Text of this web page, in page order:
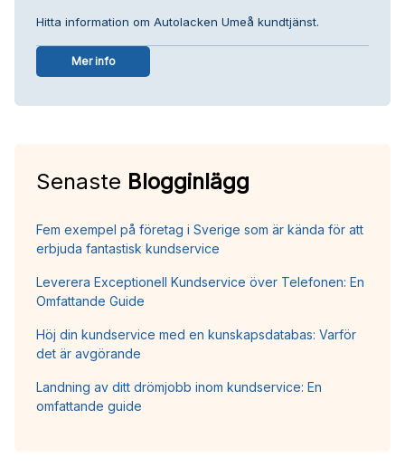
Hitta information om Autolacken Umeå kundtjänst.
Mer info
Senaste Blogginlägg
Fem exempel på företag i Sverige som är kända för att
erbjuda fantastisk kundservice
Leverera Exceptionell Kundservice över Telefonen: En
Omfattande Guide
Höj din kundservice med en kunskapsdatabas: Varför
det är avgörande
Landning av ditt drömjobb inom kundservice: En
omfattande guide